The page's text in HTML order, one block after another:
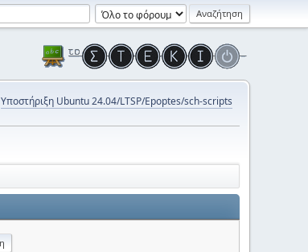
Υποστήριξη Ubuntu 24.04/LTSP/Epoptes/sch-scripts